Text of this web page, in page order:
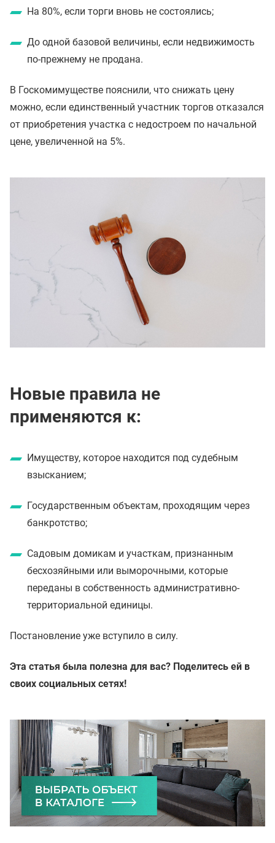
На 80%, если торги вновь не состоялись;
До одной базовой величины, если недвижимость
по-прежнему не продана.
В Госкомимуществе пояснили, что снижать цену
можно, если единственный участник торгов отказался
от приобретения участка с недостроем по начальной
цене, увеличенной на 5%.
Новые правила не
применяются к:
Имуществу, которое находится под судебным
взысканием;
Государственным объектам, проходящим через
банкротство;
Садовым домикам и участкам, признанным
бесхозяйными или выморочными, которые
переданы в собственность административно-
территориальной единицы.
Постановление уже вступило в силу.
Эта статья была полезна для вас? Поделитесь ей в
своих социальных сетях!